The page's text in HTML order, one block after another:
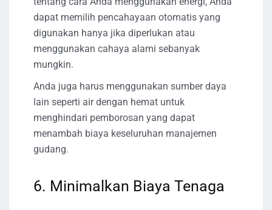
dapat memilih pencahayaan otomatis yang
digunakan hanya jika diperlukan atau
menggunakan cahaya alami sebanyak
mungkin.
Anda juga harus menggunakan sumber daya
lain seperti air dengan hemat untuk
menghindari pemborosan yang dapat
menambah biaya keseluruhan manajemen
gudang.
6. Minimalkan Biaya Tenaga